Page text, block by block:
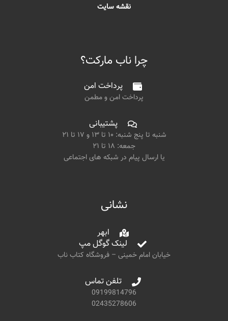
نقشه سایت
چرا ناب مارکت؟
پرداخت امن
پرداخت امن و مطمن
پشتیبانی
شنبه تا پنج شنبه: ۱۰ تا ۱۳ و ۱۷ تا ۲۱
جمعه: ۱۸ تا ۲۱
یا ارسال پیام در شبکه های اجتماعی
نشانی
ابهر
لینک گوگل مپ
خیابان امام خمینی – فروشگاه کتاب ناب
تلفن تماس
09199814796
02435278606